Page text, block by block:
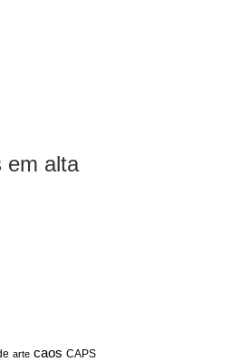
em alta
arte caos CAPS